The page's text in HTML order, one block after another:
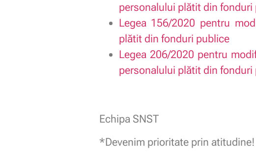
personalului plătit din fonduri
Legea 156/2020 pentru
plătit din fonduri publice
Legea 206/2020 pentru
personalului plătit din fonduri
Echipa SNST
*Devenim prioritate prin atitudine!